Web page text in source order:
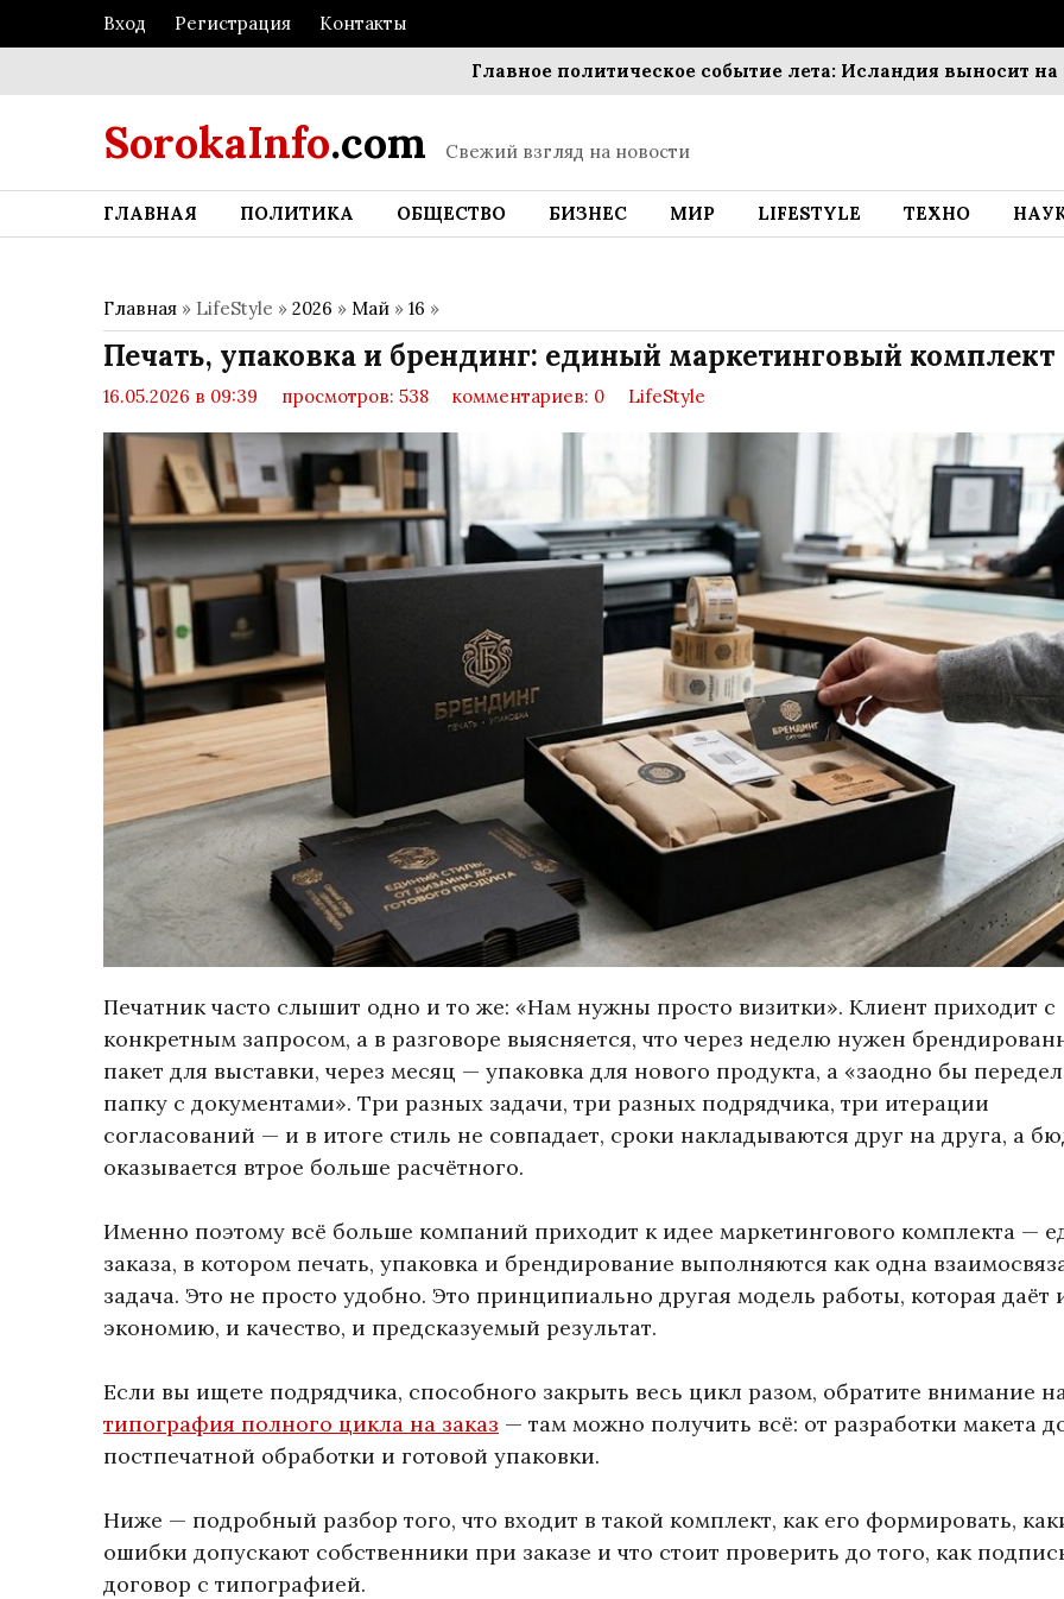
Вход Регистрация Контакты
Главное политическое событие лета: Исландия выносит на
SorokaInfo.com Свежий взгляд на новости
ГЛАВНАЯ ПОЛИТИКА ОБЩЕСТВО БИЗНЕС МИР LIFESTYLE ТЕХНО
Главная » LifeStyle » 2026 » Май » 16 »
Печать, упаковка и брендинг: единый маркетинговый комплект
16.05.2026 в 09:39 просмотров: 538 комментариев: 0 LifeStyle
Печатник часто слышит одно и то же: «Нам нужны просто визитки». Клиент приходит с
конкретным запросом, а в разговоре выясняется, что через неделю нужен
пакет для выставки, через месяц — упаковка для нового продукта, а «заодно бы
папку с документами». Три разных задачи, три разных подрядчика, три итерации
согласований — и в итоге стиль не совпадает, сроки накладываются друг на друга, а
оказывается втрое больше расчётного.
Именно поэтому всё больше компаний приходит к идее маркетингового комплекта —
заказа, в котором печать, упаковка и брендирование выполняются как одна
задача. Это не просто удобно. Это принципиально другая модель работы, которая даёт
экономию, и качество, и предсказуемый результат.
Если вы ищете подрядчика, способного закрыть весь цикл разом, обратите внимание
типография полного цикла на заказ — там можно получить всё: от разработки макета
постпечатной обработки и готовой упаковки.
Ниже — подробный разбор того, что входит в такой комплект, как его формировать,
ошибки допускают собственники при заказе и что стоит проверить до того, как
договор с типографией.